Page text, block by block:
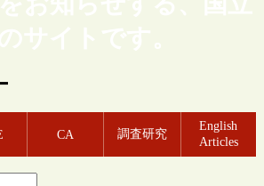
サイトです。
CA 調査研究
English
Articles